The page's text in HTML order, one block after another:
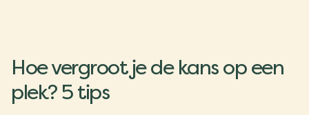
Hoe vergroot je de kans op een
plek? 5 tips